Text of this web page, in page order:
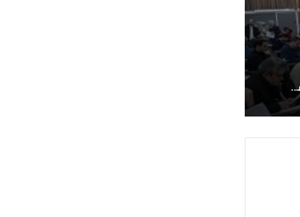
اعلام زمان برگزاری آزمون های مرکز وکلای قوه قضائیه در سال 1404